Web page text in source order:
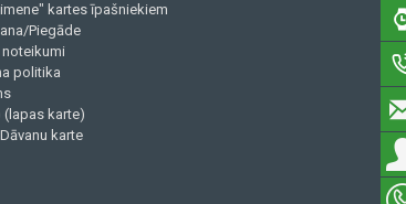
kartes īpašniekiem
Piegāde
noteikumi
politika
(lapas karte)
karte